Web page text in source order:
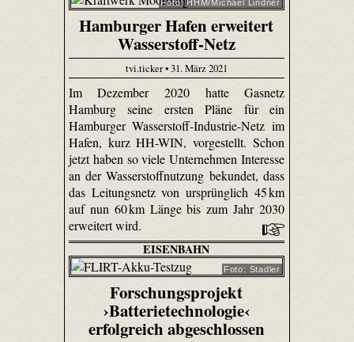
Foto: HHM/Michael Lindner
Hamburger Hafen erweitert
Wasserstoff-Netz
tvi.ticker • 31. März 2021
Im Dezember 2020 hatte Gasnetz
Hamburg seine ersten Pläne für ein
Hamburger Wasserstoff-Industrie-Netz im
Hafen, kurz HH-WIN, vorgestellt. Schon
jetzt haben so viele Unternehmen Interesse
an der Wasserstoffnutzung bekundet, dass
das Leitungsnetz von ursprünglich 45 km
auf nun 60 km Länge bis zum Jahr 2030
erweitert wird.
EISENBAHN
Foto: Stadler
Forschungsprojekt
›Batterietechnologie‹
erfolgreich abgeschlossen